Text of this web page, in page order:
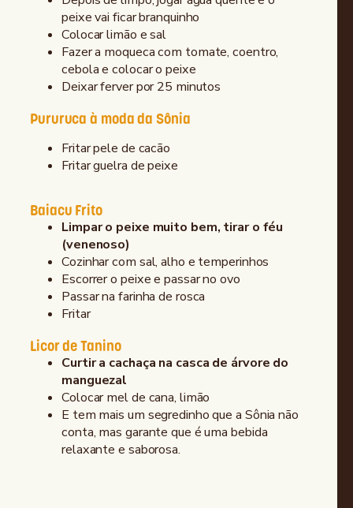
peixe vai ficar branquinho
Colocar limão e sal
Fazer a moqueca com tomate, coentro,
cebola e colocar o peixe
Deixar ferver por 25 minutos
Pururuca à moda da Sônia
Fritar pele de cacão
Fritar guelra de peixe
Baiacu Frito
Limpar o peixe muito bem, tirar o féu
(venenoso)
Cozinhar com sal, alho e temperinhos
Escorrer o peixe e passar no ovo
Passar na farinha de rosca
Fritar
Licor de Tanino
Curtir a cachaça na casca de árvore do
manguezal
Colocar mel de cana, limão
E tem mais um segredinho que a Sônia não
conta, mas garante que é uma bebida
relaxante e saborosa.